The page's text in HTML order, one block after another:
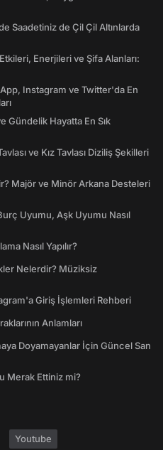
Saadetiniz de Çil Çil Altınlarda
Enerjileri ve Şifa Alanları:
Instagram ve Twitter'da En
Gündelik Hayatta En Sık
ve Kız Tavlası Diziliş Şekilleri
Majör ve Minör Arkana Desteleri
Uyumu, Aşk Uyumu Nasıl
Nasıl Yapılır?
Nelerdir? Müziksiz
Giriş İşlemleri Rehberi
Anlamları
Doyamayanlar İçin Güncel San
Merak Ettiniz mi?
Youtube